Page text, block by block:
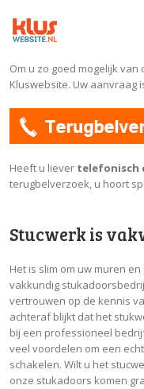
Om u zo goed mogelijk
Kluswebsite. Uw aanvraag
Heeft u liever telefonisch
terugbelverzoek, u hoort
Stucwerk is
Het is slim om uw muren
vakkundig
vertrouwen op de kennis
achteraf blijkt dat het
bij een professioneel
veel voordelen om een
schakelen. Wilt u het
onze stukadoors komen